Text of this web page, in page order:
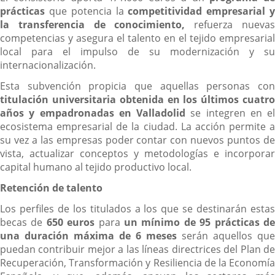
prácticas que potencia lacompetitividad empresarial y
la transferencia de conocimiento, refuerza nuevas
competencias y asegura el talento en el tejido empresarial
local para el impulso de su modernización y su
internacionalización.
Esta subvención propicia que aquellas personas con
titulación universitaria obtenida en los últimos cuatro
años y empadronadas en Valladolid se integren en el
ecosistema empresarial de la ciudad. La acción permite a
su vez a las empresas poder contar con nuevos puntos de
vista, actualizar conceptos y metodologías e incorporar
capital humano al tejido productivo local.
Retención de talento
Los perfiles de los titulados a los que se destinarán estas
becas de 650 euros para un mínimo de 95 prácticas de
una duración máxima de 6 meses serán aquellos que
puedan contribuir mejor a las líneas directrices del Plan de
Recuperación, Transformación y Resiliencia de la Economía